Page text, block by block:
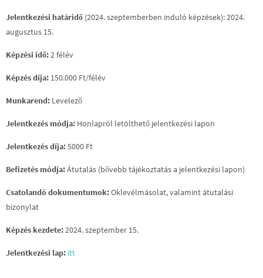
Jelentkezési határidő (2024. szeptemberben induló képzések): 2024.
augusztus 15.
Képzési idő:2 félév
Képzés díja: 150.000 Ft/félév
Munkarend: Levelező
Jelentkezés módja: Honlapról letölthető jelentkezési lapon
Jelentkezés díja:5000 Ft
Befizetés módja:Átutalás (bővebb tájékoztatás a jelentkezési lapon)
Csatolandó dokumentumok:Oklevélmásolat, valamint átutalási
bizonylat
Képzés kezdete:2024. szeptember 15.
Jelentkezési lap: itt